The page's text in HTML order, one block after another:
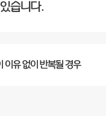
습니다.
이유 없이 반복될 경우